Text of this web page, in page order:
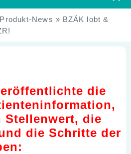
Produkt-News » BZÄK lobt &
die
Stellenwert, die
die Schritte der